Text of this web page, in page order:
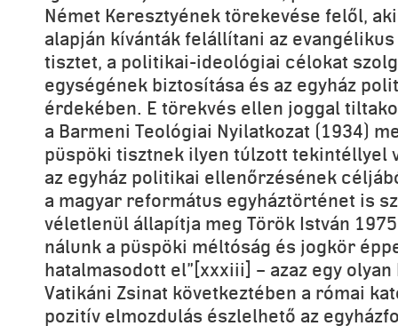
Német Keresztyének törekevése felől,
alapján kívánták felállítani az
tisztet, a politikai-ideológiai célokat
egységének biztosítása és az egyház
érdekében. E törekvés ellen joggal
a Barmeni Teológiai Nyilatkozat (1934)
püspöki tisztnek ilyen túlzott tekintéllyel
az egyház politikai ellenőrzésének
a magyar református egyháztörténet is
véletlenül állapítja meg Török István
nálunk a püspöki méltóság és jogkör
hatalmasodott el”[xxxiii] – azaz egy
Vatikáni Zsinat következtében a római
pozitív elmozdulás észlelhető az